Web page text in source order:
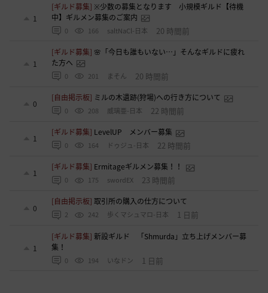
1
[ギルド募集] ※少数の募集となります 小規模ギルド【待機
中】ギルメン募集のご案内
0 166 saltNaCl-日本 20 時間前
1
[ギルド募集] 🌸「今日も誰もいない…」そんなギルドに疲れ
た方へ
0 201 まそん 20 時間前
0
[自由掲示板] ミルの木遺跡(狩場)への行き方について
0 208 威璃亜-日本 22 時間前
1
[ギルド募集] LevelUP メンバー募集
0 164 ドゥジュ-日本 22 時間前
1
[ギルド募集] Ermitageギルメン募集！！
0 175 swordEX 23 時間前
0
[自由掲示板]取引所の購入の仕方について
2 242 歩くマシュマロ-日本 1 日前
1
[ギルド募集] 新設ギルド 「Shmurda」立ち上げメンバー募
集！
0 194 いなドン 1 日前